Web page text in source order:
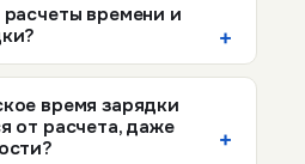
времени и
время зарядки
от расчета, даже